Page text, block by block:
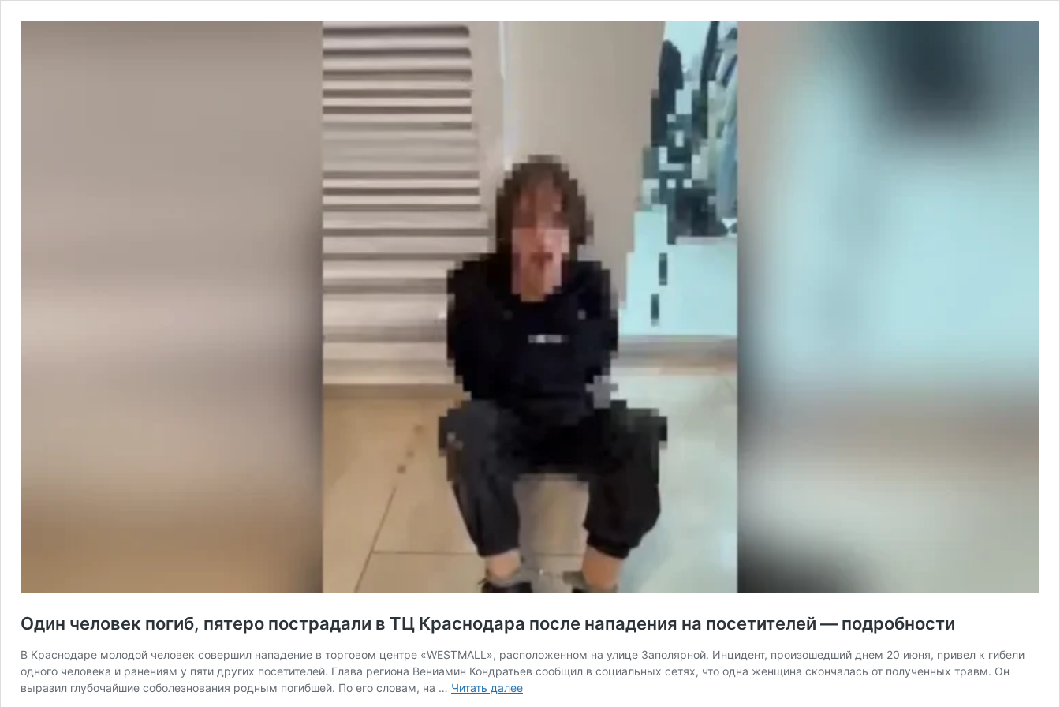
Один человек погиб, пятеро пострадали в ТЦ Краснодара после нападения на посетителей — подробности
В Краснодаре молодой человек совершил нападение в торговом центре «WESTMALL», расположенном на улице Заполярной. Инцидент, произошедший днем 20 июня, привел к гибели
одного человека и ранениям у пяти других посетителей. Глава региона Вениамин Кондратьев сообщил в социальных сетях, что одна женщина скончалась от полученных травм. Он
выразил глубочайшие соболезнования родным погибшей. По его словам, на … Читать далееОдин